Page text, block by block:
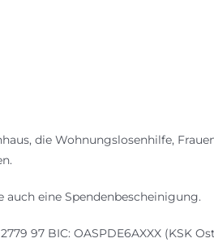
die Wohnungslosenhilfe,
eine Spendenbescheinigung.
97 BIC: OASPDE6AXXX (KSK